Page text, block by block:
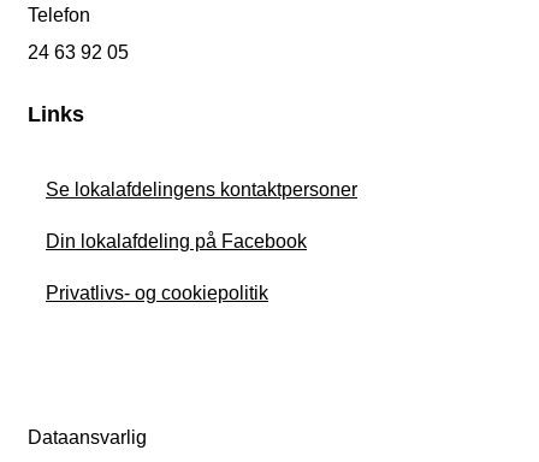
Telefon
24 63 92 05
Links
Se lokalafdelingens kontaktpersoner
Din lokalafdeling på Facebook
Privatlivs- og cookiepolitik
Dataansvarlig